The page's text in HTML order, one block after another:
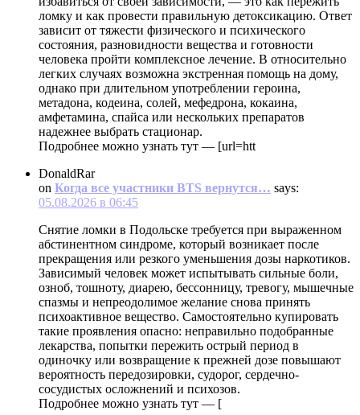
ломку и как провести правильную детоксикацию. Ответ
зависит от тяжести физического и психического
состояния, разновидности вещества и готовности
человека пройти комплексное лечение. В относительно
легких случаях возможна экстренная помощь на дому,
однако при длительном употреблении героина,
метадона, кодеина, солей, мефедрона, кокаина,
амфетамина, спайса или нескольких препаратов
надежнее выбрать стационар.
Подробнее можно узнать тут — [url=htt
DonaldRar
on Когда все участники BTS вернутся… says:
05.08.2026 в 06:45
Снятие ломки в Подольске требуется при выраженном
абстинентном синдроме, который возникает после
прекращения или резкого уменьшения дозы наркотиков.
Зависимый человек может испытывать сильные боли,
озноб, тошноту, диарею, бессонницу, тревогу, мышечные
спазмы и непреодолимое желание снова принять
психоактивное вещество. Самостоятельно купировать
такие проявления опасно: неправильно подобранные
лекарства, попытки пережить острый период в
одиночку или возвращение к прежней дозе повышают
вероятность передозировки, судорог, сердечно-
сосудистых осложнений и психозов.
Подробнее можно узнать тут — [